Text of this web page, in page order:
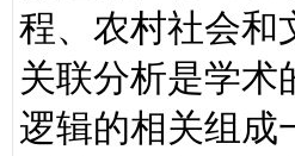
程、农村社会和
关联分析是学术
逻辑的相关组成